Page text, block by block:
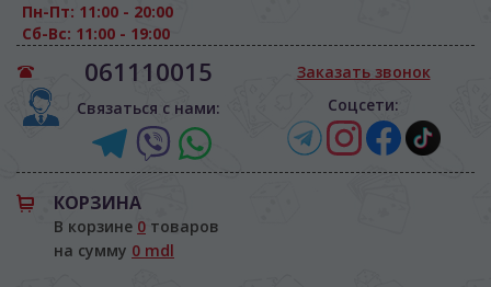
Пн-Пт: 11:00 - 20:00
Сб-Вс: 11:00 - 19:00
061110015
Связаться с нами:
Заказать звонок
Соцсети:
КОРЗИНА
В корзине 0 товаров
на сумму 0 mdl